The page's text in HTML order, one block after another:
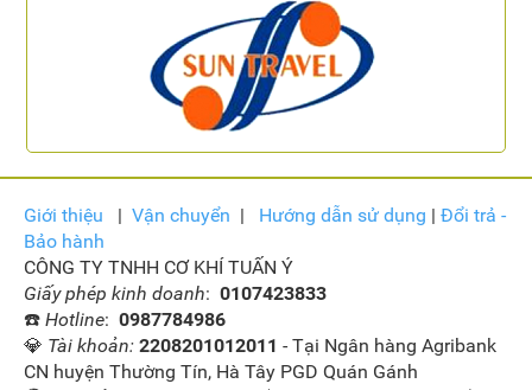
Giới thiệu | Vận chuyển | Hướng dẫn sử dụng | Đổi trả -
Bảo hành
CÔNG TY TNHH CƠ KHÍ TUẤN Ý
Giấy phép kinh doanh: 0107423833
☎️ Hotline: 0987784986
💎 Tài khoản: 2208201012011 - Tại Ngân hàng Agribank
CN huyện Thường Tín, Hà Tây PGD Quán Gánh